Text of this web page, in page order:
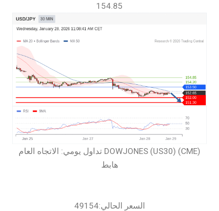
154.85
‏DOWJONES (US30) (CME) تداول يومي: الاتجاه العام
هابط
السعر الحالي:49154